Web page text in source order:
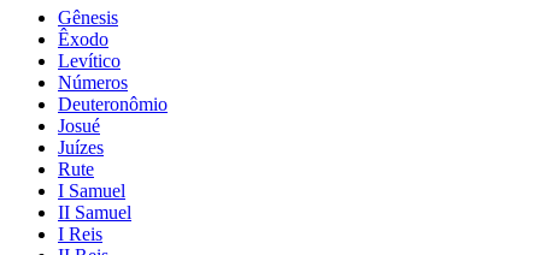
Gênesis
Êxodo
Levítico
Números
Deuteronômio
Josué
Juízes
Rute
I Samuel
II Samuel
I Reis